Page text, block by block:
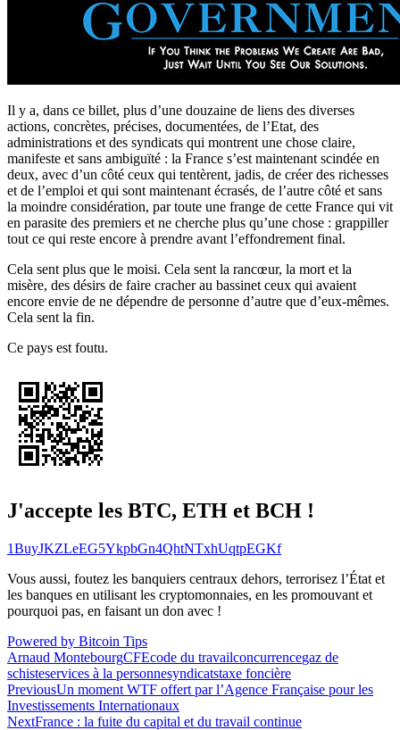
Il y a, dans ce billet, plus d’une douzaine de liens des diverses
actions, concrètes, précises, documentées, de l’Etat, des
administrations et des syndicats qui montrent une chose claire,
manifeste et sans ambiguïté : la France s’est maintenant scindée en
deux, avec d’un côté ceux qui tentèrent, jadis, de créer des richesses
et de l’emploi et qui sont maintenant écrasés, de l’autre côté et sans
la moindre considération, par toute une frange de cette France qui vit
en parasite des premiers et ne cherche plus qu’une chose : grappiller
tout ce qui reste encore à prendre avant l’effondrement final.
Cela sent plus que le moisi. Cela sent la rancœur, la mort et la
misère, des désirs de faire cracher au bassinet ceux qui avaient
encore envie de ne dépendre de personne d’autre que d’eux-mêmes.
Cela sent la fin.
Ce pays est foutu.
J'accepte les BTC, ETH et BCH !
1BuyJKZLeEG5YkpbGn4QhtNTxhUqtpEGKf
Vous aussi, foutez les banquiers centraux dehors, terrorisez l’État et
les banques en utilisant les cryptomonnaies, en les promouvant et
pourquoi pas, en faisant un don avec !
Powered by Bitcoin Tips
Arnaud MontebourgCFEcode du travailconcurrencegaz de
schisteservices à la personnesyndicatstaxe foncière
Navigation
de
PreviousUn moment WTF offert par l’Agence Française pour les
Investissements Internationaux
NextFrance : la fuite du capital et du travail continue